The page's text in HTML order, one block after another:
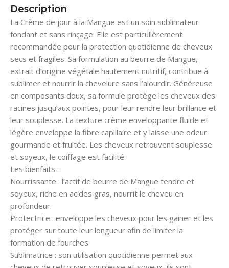
Description
La Crème de jour à la Mangue est un soin sublimateur
fondant et sans rinçage. Elle est particulièrement
recommandée pour la protection quotidienne de cheveux
secs et fragiles. Sa formulation au beurre de Mangue,
extrait d’origine végétale hautement nutritif, contribue à
sublimer et nourrir la chevelure sans l’alourdir. Généreuse
en composants doux, sa formule protège les cheveux des
racines jusqu’aux pointes, pour leur rendre leur brillance et
leur souplesse. La texture crème enveloppante fluide et
légère enveloppe la fibre capillaire et y laisse une odeur
gourmande et fruitée. Les cheveux retrouvent souplesse
et soyeux, le coiffage est facilité.
Les bienfaits :
Nourrissante : l’actif de beurre de Mangue tendre et
soyeux, riche en acides gras, nourrit le cheveu en
profondeur.
Protectrice : enveloppe les cheveux pour les gainer et les
protéger sur toute leur longueur afin de limiter la
formation de fourches.
Sublimatrice : son utilisation quotidienne permet aux